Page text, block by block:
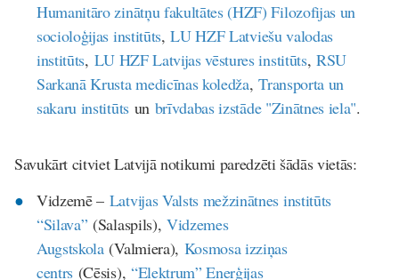
Humanitāro zinātņu fakultātes (HZF) Filozofijas un
socioloģijas institūts,LU HZF Latviešu valodas
institūts, LU HZF Latvijas vēstures institūts, RSU
Sarkanā Krusta medicīnas koledža,Transporta un
sakaru institūtsun brīvdabas izstāde "Zinātnes iela".
Savukārt citviet Latvijā notikumi paredzēti šādās vietās:
Vidzemē – Latvijas Valsts mežzinātnes institūts
“Silava”(Salaspils), Vidzemes
Augstskola(Valmiera), Kosmosa izziņas
centrs (Cēsis), “Elektrum” Enerģijas